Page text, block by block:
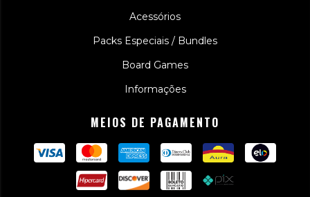
Acessórios
Packs Especiais / Bundles
Board Games
Informações
MEIOS DE PAGAMENTO